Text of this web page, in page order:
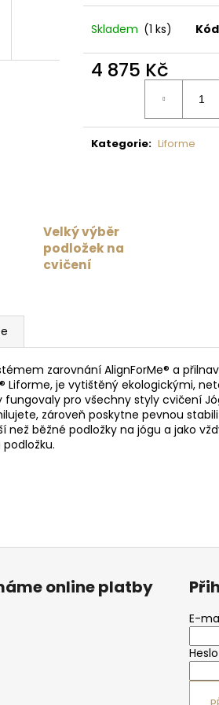
Skladem (1 ks)
4 875 Kč
Kategorie: Liforme
Velký výběr
podložek na
cvičení
zarovnání AlignForMe® a
Liforme, je vytištěný ekologickými,
pro všechny styly cvičení
zároveň poskytne pevnou
než běžné podložky na jógu a jako
1 699 Kč
online platby
E-
Heslo